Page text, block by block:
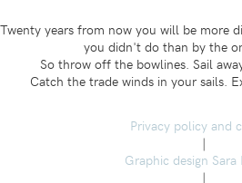
Twenty years from now you will be more
you didn't do than by the
So throw off the bowlines. Sail
Catch the trade winds in your sails.
Privacy policy and
|
Graphic design Sara
|